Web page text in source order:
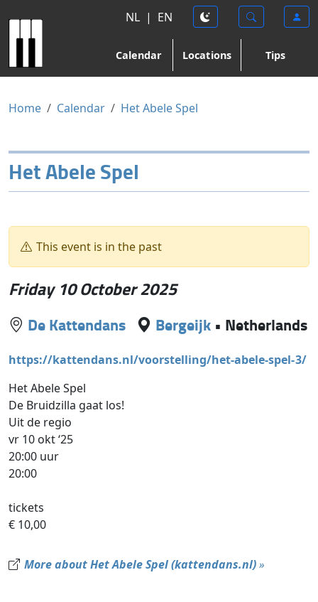
NL | EN
Calendar Locations Tips
Home Calendar Het Abele Spel
Het Abele Spel
This event is in the past
Friday 10 October 2025
De Kattendans Bergeijk • Netherlands
https://kattendans.nl/voorstelling/het-abele-spel-3/
Het Abele Spel
De Bruidzilla gaat los!
Uit de regio
vr 10 okt ‘25
20:00 uur
20:00
tickets
€ 10,00
More about Het Abele Spel (kattendans.nl)»